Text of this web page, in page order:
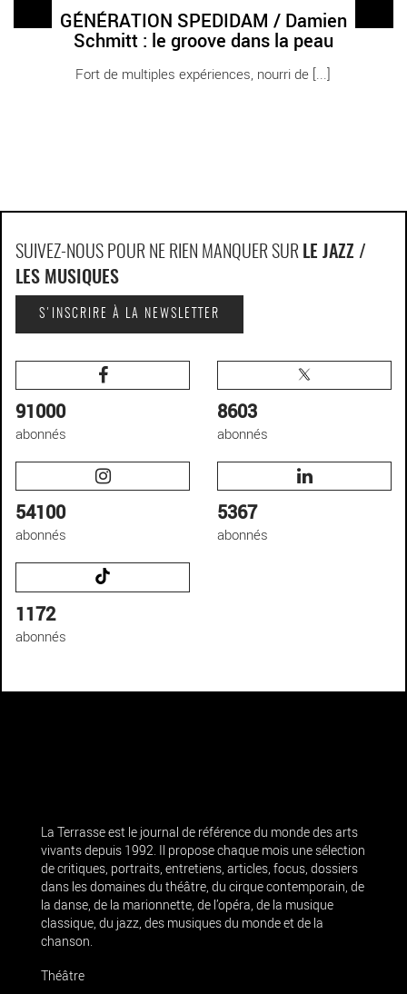
GÉNÉRATION SPEDIDAM / Damien
Schmitt : le groove dans la peau
Fort de multiples expériences, nourri de [...]
SUIVEZ-NOUS POUR NE RIEN MANQUER SUR LE JAZZ /
LES MUSIQUES
S'INSCRIRE À LA NEWSLETTER
91000
abonnés
8603
abonnés
54100
abonnés
5367
abonnés
1172
abonnés
La Terrasse est le journal de référence du monde des arts
vivants depuis 1992. Il propose chaque mois une sélection
de critiques, portraits, entretiens, articles, focus, dossiers
dans les domaines du théâtre, du cirque contemporain, de
la danse, de la marionnette, de l’opéra, de la musique
classique, du jazz, des musiques du monde et de la
chanson.
Théâtre